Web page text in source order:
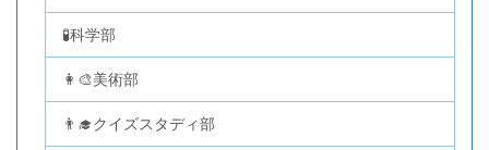
🧪科学部
👩‍🎨美術部
👨‍🎓クイズスタディ部